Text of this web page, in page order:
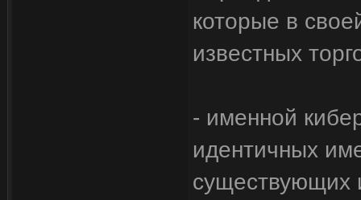
которые в
известных
- именной
идентичных
существующих